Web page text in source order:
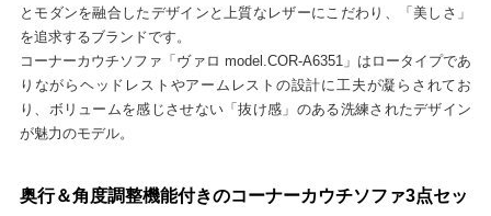
とモダンを融合したデザインと上質なレザーにこだわり、「美しさ」
を追求するブランドです。
コーナーカウチソファ「ヴァロ model.COR-A6351」はロータイプであ
りながらヘッドレストやアームレストの設計に工夫が凝らされてお
り、ボリュームを感じさせない「抜け感」のある洗練されたデザイン
が魅力のモデル。
奥行＆角度調整機能付きのコーナーカウチソファ3点セッ